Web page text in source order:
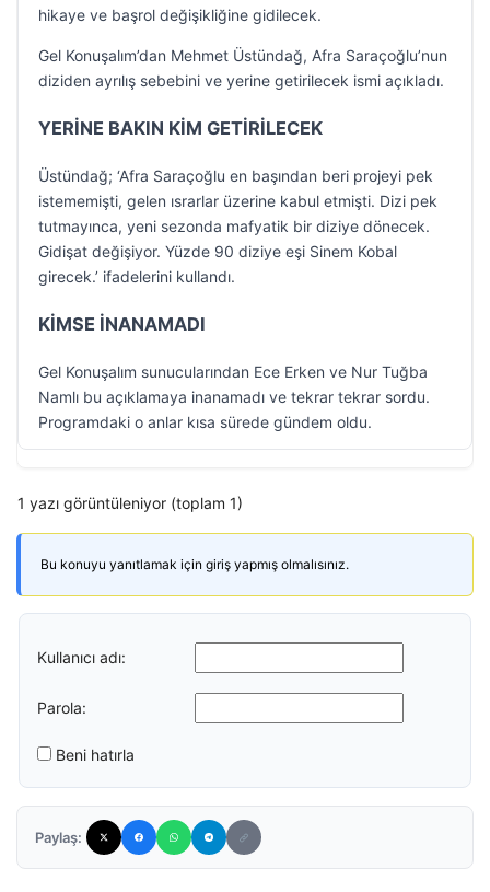
hikaye ve başrol değişikliğine gidilecek.
Gel Konuşalım’dan Mehmet Üstündağ, Afra Saraçoğlu’nun
diziden ayrılış sebebini ve yerine getirilecek ismi açıkladı.
YERİNE BAKIN KİM GETİRİLECEK
Üstündağ; ‘Afra Saraçoğlu en başından beri projeyi pek
istememişti, gelen ısrarlar üzerine kabul etmişti. Dizi pek
tutmayınca, yeni sezonda mafyatik bir diziye dönecek.
Gidişat değişiyor. Yüzde 90 diziye eşi Sinem Kobal
girecek.’ ifadelerini kullandı.
KİMSE İNANAMADI
Gel Konuşalım sunucularından Ece Erken ve Nur Tuğba
Namlı bu açıklamaya inanamadı ve tekrar tekrar sordu.
Programdaki o anlar kısa sürede gündem oldu.
1 yazı görüntüleniyor (toplam 1)
Bu konuyu yanıtlamak için giriş yapmış olmalısınız.
Kullanıcı adı:
Parola:
Beni hatırla
Paylaş: